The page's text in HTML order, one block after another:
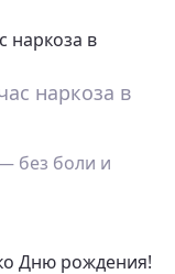
наркоза в
без боли и